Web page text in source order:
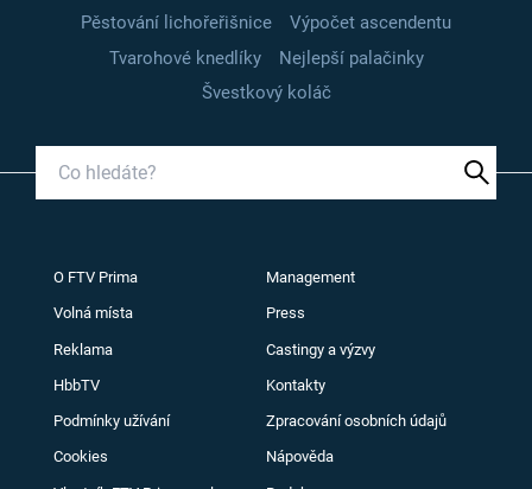
Pěstování lichořeřišnice
Výpočet ascendentu
Tvarohové knedlíky
Nejlepší palačinky
Švestkový koláč
O FTV Prima Management
Volná místa Press
Reklama Castingy a výzvy
HbbTV Kontakty
Podmínky užívání Zpracování osobních údajů
Cookies Nápověda